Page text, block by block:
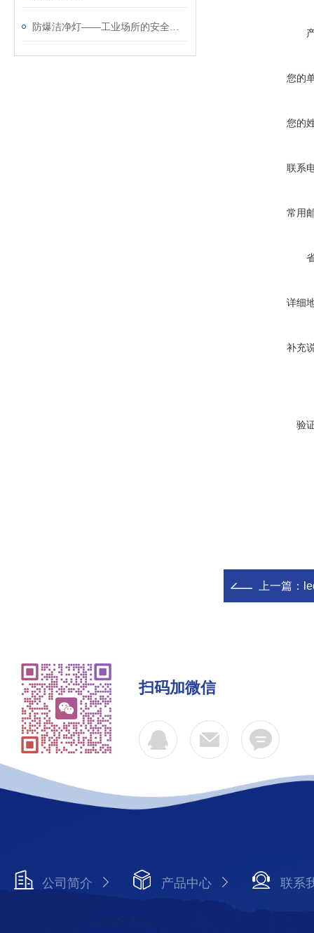
您的
您的
联系
常用
详细
补充
验
上一篇：
扫码加微信
公司简介 产品中心 联系